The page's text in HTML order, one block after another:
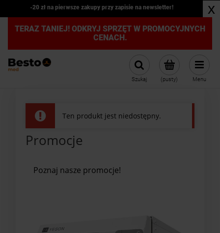
-20 zł na pierwsze zakupy przy zapisie na newsletter! x
TERAZ TANIEJ! ODKRYJ SPRZĘT W PROMOCYJNYCH
CENACH.
(pusty)
Szukaj Menu
Ten produkt jest niedostępny.
Promocje
Poznaj nasze promocje!